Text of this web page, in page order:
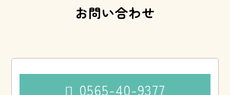
お問い合わせ
 0565-40-9377